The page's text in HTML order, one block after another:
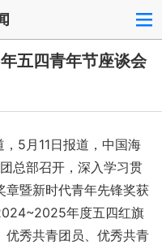
五四青年节座谈会
5月11日报道，中国海
总部召开，深入学习贯
章暨新时代青年先锋奖获
年度五四红旗
优秀共青团员、优秀共青